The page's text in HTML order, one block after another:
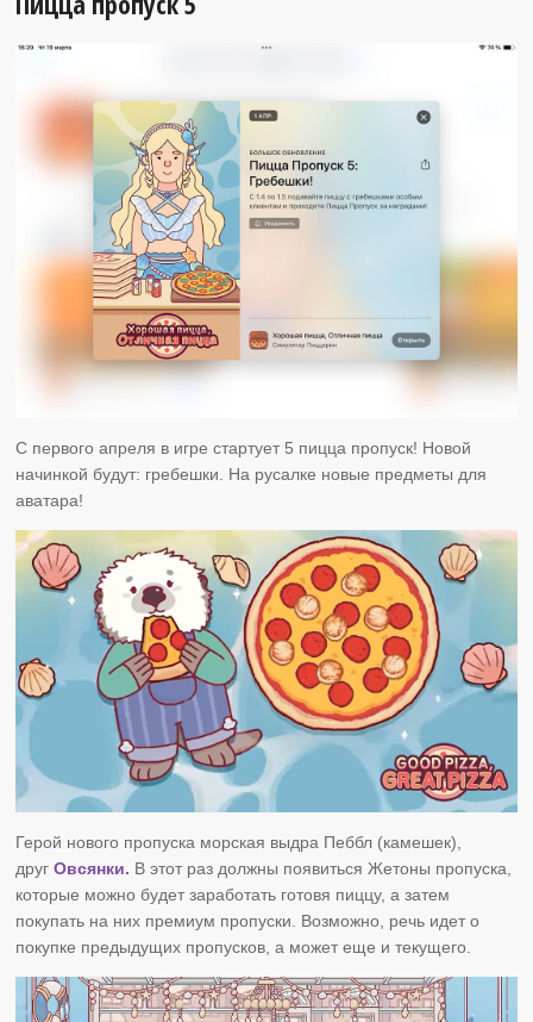
С первого апреля в игре стартует 5 пицца пропуск! Новой
начинкой будут: гребешки. На русалке новые предметы для
аватара!
Герой нового пропуска морская выдра Пеббл (камешек),
другОвсянки. В этот раз должны появиться Жетоны пропуска,
которые можно будет заработать готовя пиццу, а затем
покупать на них премиум пропуски. Возможно, речь идет о
покупке предыдущих пропусков, а может еще и текущего.